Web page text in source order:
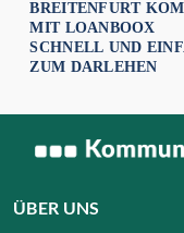
BREITENFURT
MIT LOANBOOX
SCHNELL UND
ZUM DARLEHEN
ÜBER UNS